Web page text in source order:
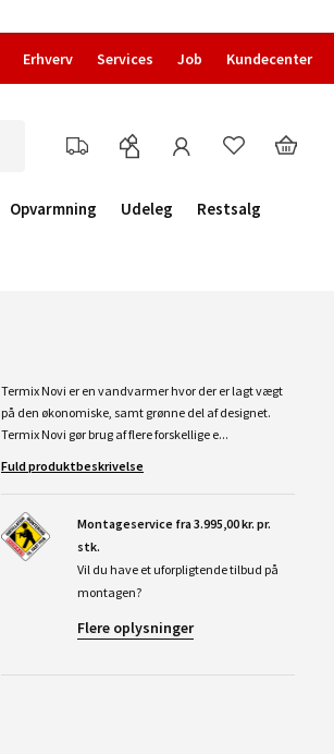
Erhverv Services Job Kundecenter
Opvarmning Udeleg
Restsalg
Termix Novi er en vandvarmer hvor der er lagt vægt
på den økonomiske, samt grønne del af designet.
Termix Novi gør brug af flere forskellige e...
Fuld produktbeskrivelse
Montageservice fra 3.995,00 kr. pr.
stk.
Vil du have et uforpligtende tilbud på
montagen?
Flere oplysninger